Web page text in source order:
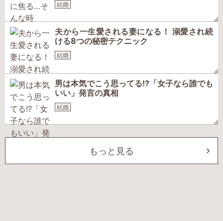
結婚
夫から一生愛される妻になる！ 溺愛され続
ける8つの秘密テクニック
結婚
男は本気でこう思ってる!?「女子なら誰でも
いい」発言の真相
結婚
もっと見る